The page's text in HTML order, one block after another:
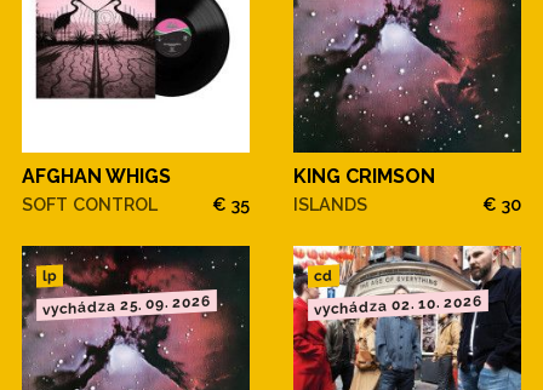
AFGHAN WHIGS
SOFT CONTROL € 35
KING CRIMSON
ISLANDS € 30
lp
vychádza 25. 09. 2026
cd
vychádza 02. 10. 2026